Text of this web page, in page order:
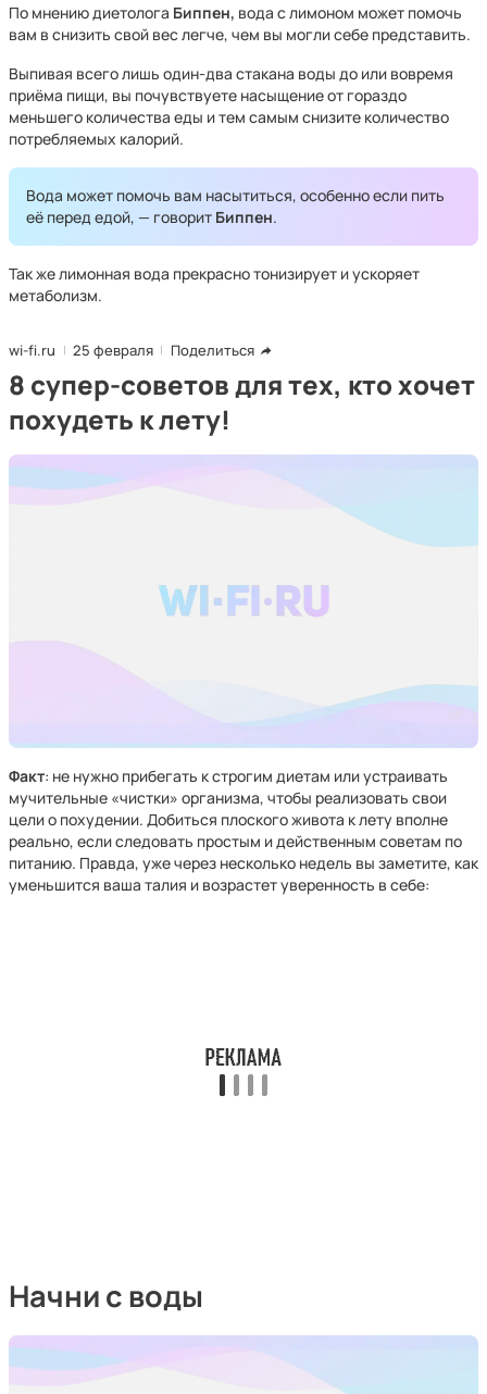
По мнению диетолога Биппен, вода с лимоном может помочь
вам в снизить свой вес легче, чем вы могли себе представить.
Выпивая всего лишь один-два стакана воды до или вовремя
приёма пищи, вы почувствуете насыщение от гораздо
меньшего количества еды и тем самым снизите количество
потребляемых калорий.
Вода может помочь вам насытиться, особенно если пить
её перед едой, — говорит Биппен.
Так же лимонная вода прекрасно тонизирует и ускоряет
метаболизм.
wi-fi.ru 25 февраля Поделиться
8 супер-советов для тех, кто хочет
похудеть к лету!
Факт: не нужно прибегать к строгим диетам или устраивать
мучительные «чистки» организма, чтобы реализовать свои
цели о похудении. Добиться плоского живота к лету вполне
реально, если следовать простым и действенным советам по
питанию. Правда, уже через несколько недель вы заметите, как
уменьшится ваша талия и возрастет уверенность в себе:
Начни с воды